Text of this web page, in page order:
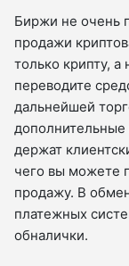
Биржи не очень
продажи
только крипту,
переводите
дальнейшей
держат
чего вы можете
продажу. В
платежных
обналички.